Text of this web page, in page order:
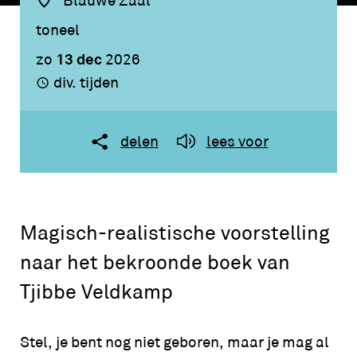
toneel
zo 13 dec 2026
div. tijden
delen lees voor
Magisch-realistische voorstelling
naar het bekroonde boek van
Tjibbe Veldkamp
Stel, je bent nog niet geboren, maar je mag al